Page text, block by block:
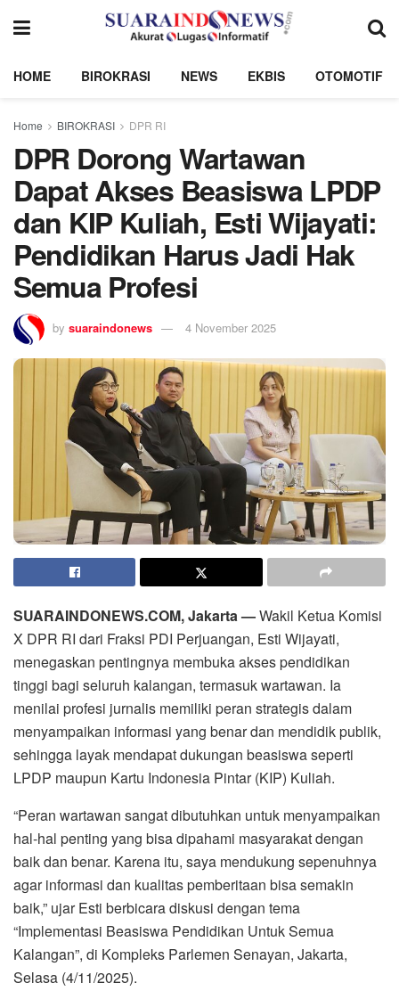
HOME BIROKRASI NEWS EKBIS OTOMOTIF
Home BIROKRASI DPR RI
DPR Dorong Wartawan
Dapat Akses Beasiswa LPDP
dan KIP Kuliah, Esti Wijayati:
Pendidikan Harus Jadi Hak
Semua Profesi
by suaraindonews 4 November 2025
SUARAINDONEWS.COM, Jakarta —Wakil Ketua Komisi
X DPR RI dari Fraksi PDI Perjuangan, Esti Wijayati,
menegaskan pentingnya membuka akses pendidikan
tinggi bagi seluruh kalangan, termasuk wartawan. Ia
menilai profesi jurnalis memiliki peran strategis dalam
menyampaikan informasi yang benar dan mendidik publik,
sehingga layak mendapat dukungan beasiswa seperti
LPDP maupun Kartu Indonesia Pintar (KIP) Kuliah.
“Peran wartawan sangat dibutuhkan untuk menyampaikan
hal-hal penting yang bisa dipahami masyarakat dengan
baik dan benar. Karena itu, saya mendukung sepenuhnya
agar informasi dan kualitas pemberitaan bisa semakin
baik,” ujar Esti berbicara diskusi dengan tema
“Implementasi Beasiswa Pendidikan Untuk Semua
Kalangan”, di Kompleks Parlemen Senayan, Jakarta,
Selasa (4/11/2025).